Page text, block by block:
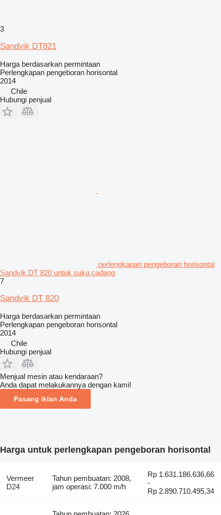
3
Sandvik DT821
Harga berdasarkan permintaan
Perlengkapan pengeboran horisontal
2014
Chile
Hubungi penjual
perlengkapan pengeboran horisontal
Sandvik DT 820 untuk suku cadang
7
Sandvik DT 820
Harga berdasarkan permintaan
Perlengkapan pengeboran horisontal
2014
Chile
Hubungi penjual
Menjual mesin atau kendaraan?
Anda dapat melakukannya dengan kami!
Pasang iklan Anda
Harga untuk perlengkapan pengeboran horisontal
Vermeer
D24
Tahun pembuatan: 2008,
jam operasi: 7.000 m/h
Rp 1.631.186.636,66
-
Rp 2.890.710.495,34